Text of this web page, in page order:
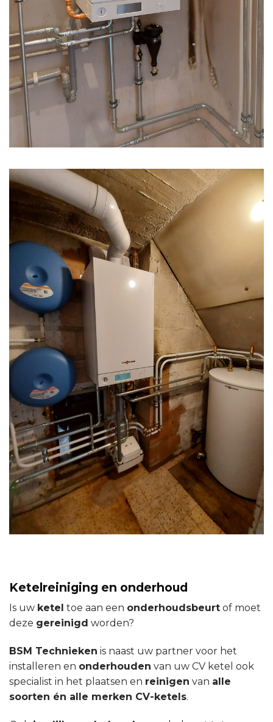
Ketelreiniging en onderhoud
Is uw ketel toe aan een onderhoudsbeurt of moet
deze gereinigd worden?
BSM Technieken is naast uw partner voor het
installeren en onderhouden van uw CV ketel ook
specialist in het plaatsen en reinigen van alle
soorten én alle merken CV-ketels.